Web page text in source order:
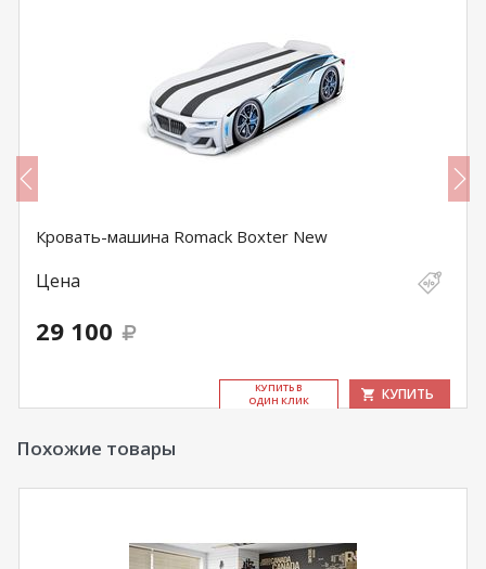
Кровать-машина Romack Boxter New
Цена
29 100
КУ­ПИТЬ В
ОДИН КЛИК
КУПИТЬ
Похожие товары